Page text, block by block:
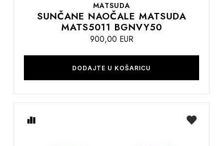
MATSUDA
SUNČANE NAOČALE MATSUDA
MATS5011 BGNVY50
900,00 EUR
DODAJTE U KOŠARICU